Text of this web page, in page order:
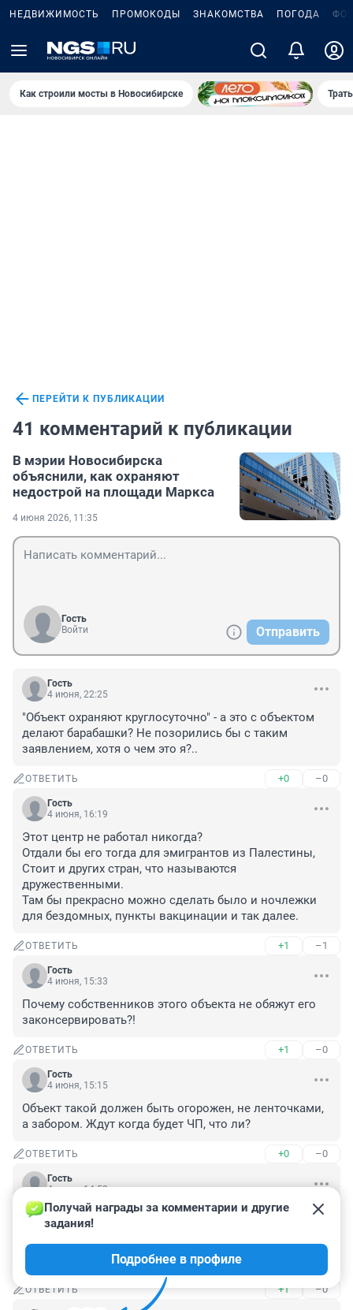
НЕДВИЖИМОСТЬ ПРОМОКОДЫ ЗНАКОМСТВА ПОГОДА
Как строили мосты в Новосибирске
ПЕРЕЙТИ К ПУБЛИКАЦИИ
41 комментарий к публикации
В мэрии Новосибирска
объяснили, как охраняют
недострой на площади Маркса
4 июня 2026, 11:35
Гость
Войти
Отправить
Гость
4 июня, 22:25
"Объект охраняют круглосуточно" - а это с объектом
делают барабашки? Не позорились бы с таким
заявлением, хотя о чем это я?..
ОТВЕТИТЬ +0 –0
Гость
4 июня, 16:19
Этот центр не работал никогда?
Отдали бы его тогда для эмигрантов из Палестины,
Стоит и других стран, что называются
дружественными.
Там бы прекрасно можно сделать было и ночлежки
для бездомных, пункты вакцинации и так далее.
ОТВЕТИТЬ +1 –1
Гость
4 июня, 15:33
Почему собственников этого объекта не обяжут его
законсервировать?!
ОТВЕТИТЬ +1 –0
Гость
4 июня, 15:15
Объект такой должен быть огорожен, не ленточками,
а забором. Ждут когда будет ЧП, что ли?
ОТВЕТИТЬ +0 –0
Гость
4 июня, 14:53
Звонил недавно в 112 - малолетки кидали листы
железа на парковку Сансити. Один лист приземлился
рядом с авто, аж сработала сигалка.
И никому нет дела
ОТВЕТИТЬ +1 –0
Получай награды за комментарии и другие
задания!
Подробнее в профиле